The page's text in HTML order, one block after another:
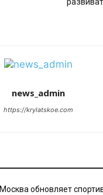
news_admin
https://krylatskoe.com
Москва обновляет